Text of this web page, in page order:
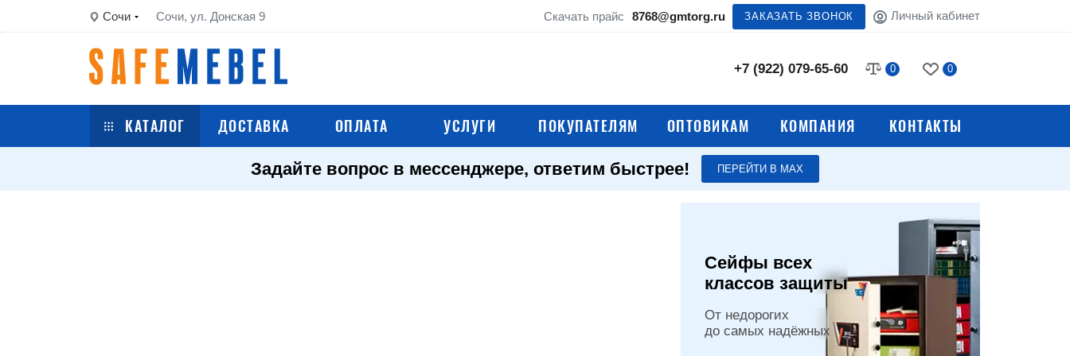
Сочи Сочи, ул. Донская 9 Скачать прайс 8768@gmtorg.ru ЗАКАЗАТЬ ЗВОНОК Личный кабинет
‪+7 (922) 079-65-60‬ 0 0
КАТАЛОГ ДОСТАВКА ОПЛАТА УСЛУГИ ПОКУПАТЕЛЯМ ОПТОВИКАМ КОМПАНИЯ КОНТАКТЫ
Задайте вопрос в мессенджере, ответим быстрее! ПЕРЕЙТИ В МАХ
Сейфы всех
классов защиты
От недорогих
до самых надёжных